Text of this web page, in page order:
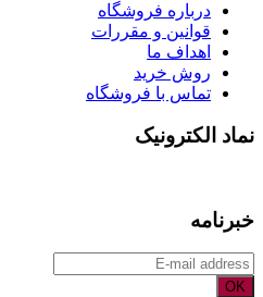
درباره فروشگاه
قوانین و مقررات
اهداف ما
روش خرید
تماس با فروشگاه
نماد الکترونیک
خبرنامه
OK